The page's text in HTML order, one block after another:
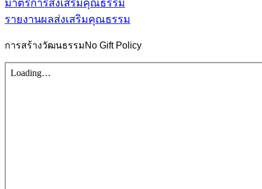
มาตรการส่งเสริมคุณธรรม
รายงานผลส่งเสริมคุณธรรม
การสร้างวัฒนธรรมNo Gift Policy